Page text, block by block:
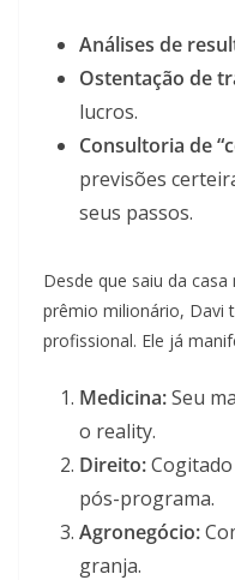
Análises de
Ostentação de
lucros.
Consultoria de
previsões
seus passos.
Desde que saiu da
prêmio milionário, Davi
profissional. Ele já
Medicina:Seu
o reality.
Direito:
pós-programa.
Agronegócio:
granja.